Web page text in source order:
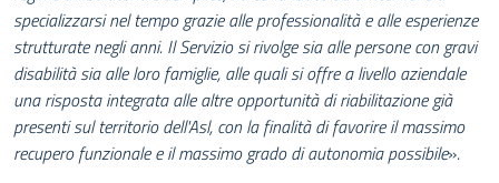
specializzarsi nel tempo grazie alle professionalità e alle esperienze
strutturate negli anni. Il Servizio si rivolge sia alle persone con gravi
disabilità sia alle loro famiglie, alle quali si offre a livello aziendale
una risposta integrata alle altre opportunità di riabilitazione già
presenti sul territorio dell'Asl, con la finalità di favorire il massimo
recupero funzionale e il massimo grado di autonomia possibile».